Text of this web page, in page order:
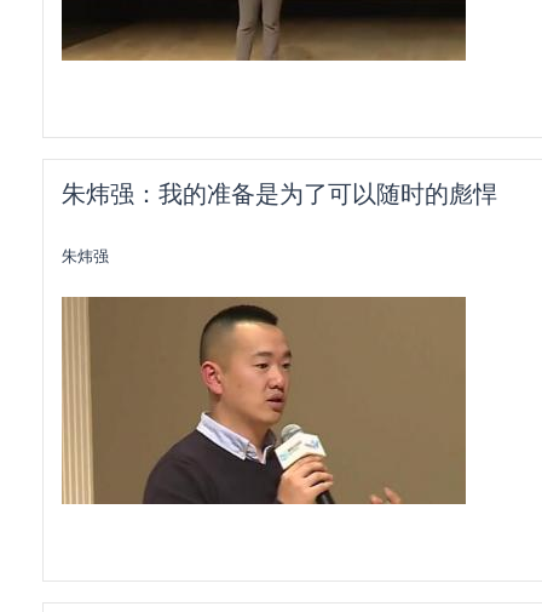
朱炜强：我的准备是为了可以随时的彪悍
朱炜强